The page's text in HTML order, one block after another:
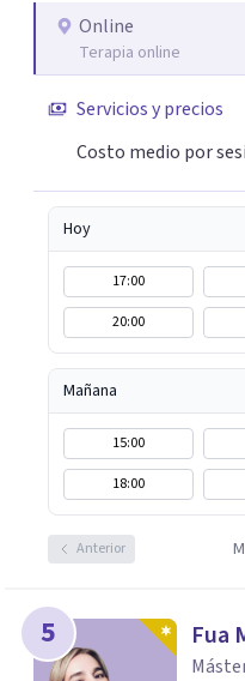
Online
Terapia online
Servicios y precios
Costo medio por
Hoy
17:00
20:00
Mañana
15:00
18:00
Anterior
5 Fua